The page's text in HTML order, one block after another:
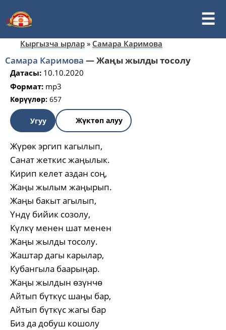
Кыргызча ырлар » Самара Каримова
Самара Каримова —Жаңы жылды тосолу
Датасы: 10.10.2020
Формат: mp3
Көрүүлөр: 657
Угуу Жүктөп алуу
Жүрөк эргип кагылып,
Санат жеткис жаңылык.
Кирип келет аздан соң,
Жаңы жылым жаңырып.
Жаңы бакыт агылып,
Үндү бийик созолу,
Күлкү менен шат менен
Жаңы жылды тосолу.
Жаштар дагы карылар,
Кубангыла баарыңар.
Жаңы жылдын өзүнчө
Айтып бүткүс шаңы бар,
Айтып бүткүс жагы бар
Биз да добуш кошолу